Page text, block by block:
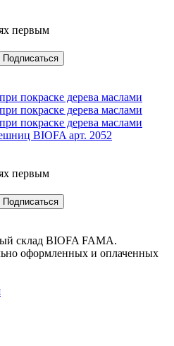
первым
покраске дерева маслами
покраске дерева маслами
покраске дерева маслами
BIOFA арт. 2052
первым
склад BIOFA FAMA.
оформленных и оплаченных